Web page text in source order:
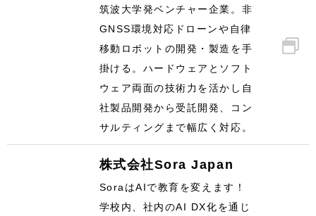
筑波大学発ベンチャー企業。非
GNSS環境対応ドローンや自律
移動ロボットの開発・製造を手
掛ける。ハードウェアとソフト
ウェア両面の技術力を活かし自
社製品開発から受託開発、コン
サルティングまで幅広く対応。
株式会社Sora Japan
SoraはAIで教育を変えます！
学校内、社内のAI DX化を通じ